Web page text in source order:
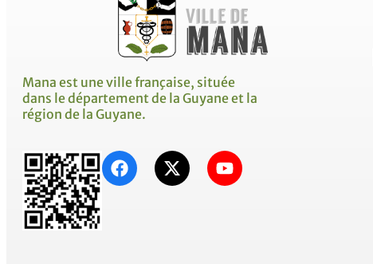
Mana est une ville française, située
dans le département de la Guyane et la
région de la Guyane.